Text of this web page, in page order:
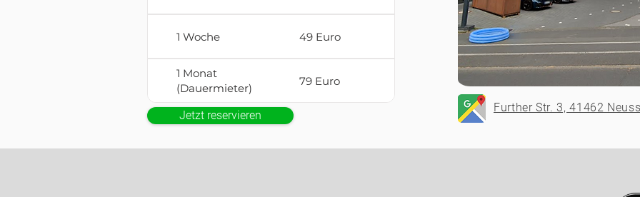
1 Woche 49 Euro
1 Monat
(Dauermieter)
79 Euro
Jetzt reservieren
Further Str. 3, 41462